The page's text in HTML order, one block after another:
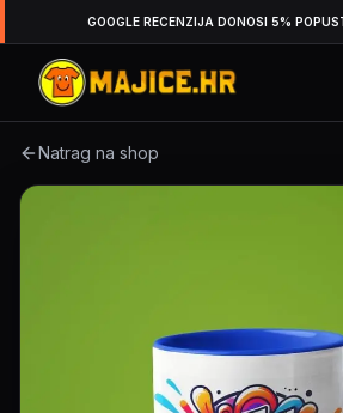
GOOGLE RECENZIJA DONOSI 5%
Natrag na shop